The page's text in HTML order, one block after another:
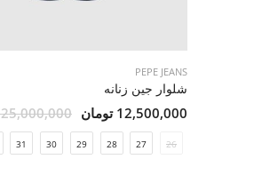
PEPE JEANS
شلوار جین زنانه
12,500,000 تومان 25,000,000 تومان
26
27
28
29
30
31